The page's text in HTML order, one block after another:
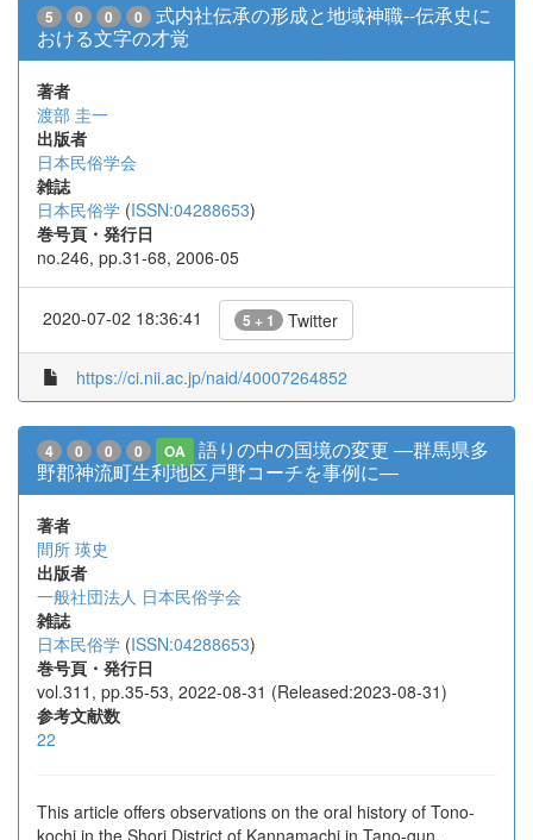
5 0 0 0
式内社伝承の形成と地域神職--伝承史に
おける文字の才覚
著者
渡部 圭一
出版者
日本民俗学会
雑誌
日本民俗学 (ISSN:04288653)
巻号頁・発行日
no.246, pp.31-68, 2006-05
2020-07-02 18:36:41 5 + 1 Twitter
https://ci.nii.ac.jp/naid/40007264852
4 0 0 0 OA
語りの中の国境の変更 ―群馬県多
野郡神流町生利地区戸野コーチを事例に―
著者
間所 瑛史
出版者
一般社団法人 日本民俗学会
雑誌
日本民俗学 (ISSN:04288653)
巻号頁・発行日
vol.311, pp.35-53, 2022-08-31 (Released:2023-08-31)
参考文献数
22
This article offers observations on the oral history of Tono-
kochi in the Shori District of Kannamachi in Tano-gun,